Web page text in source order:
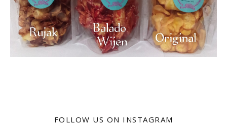
FOLLOW US ON INSTAGRAM